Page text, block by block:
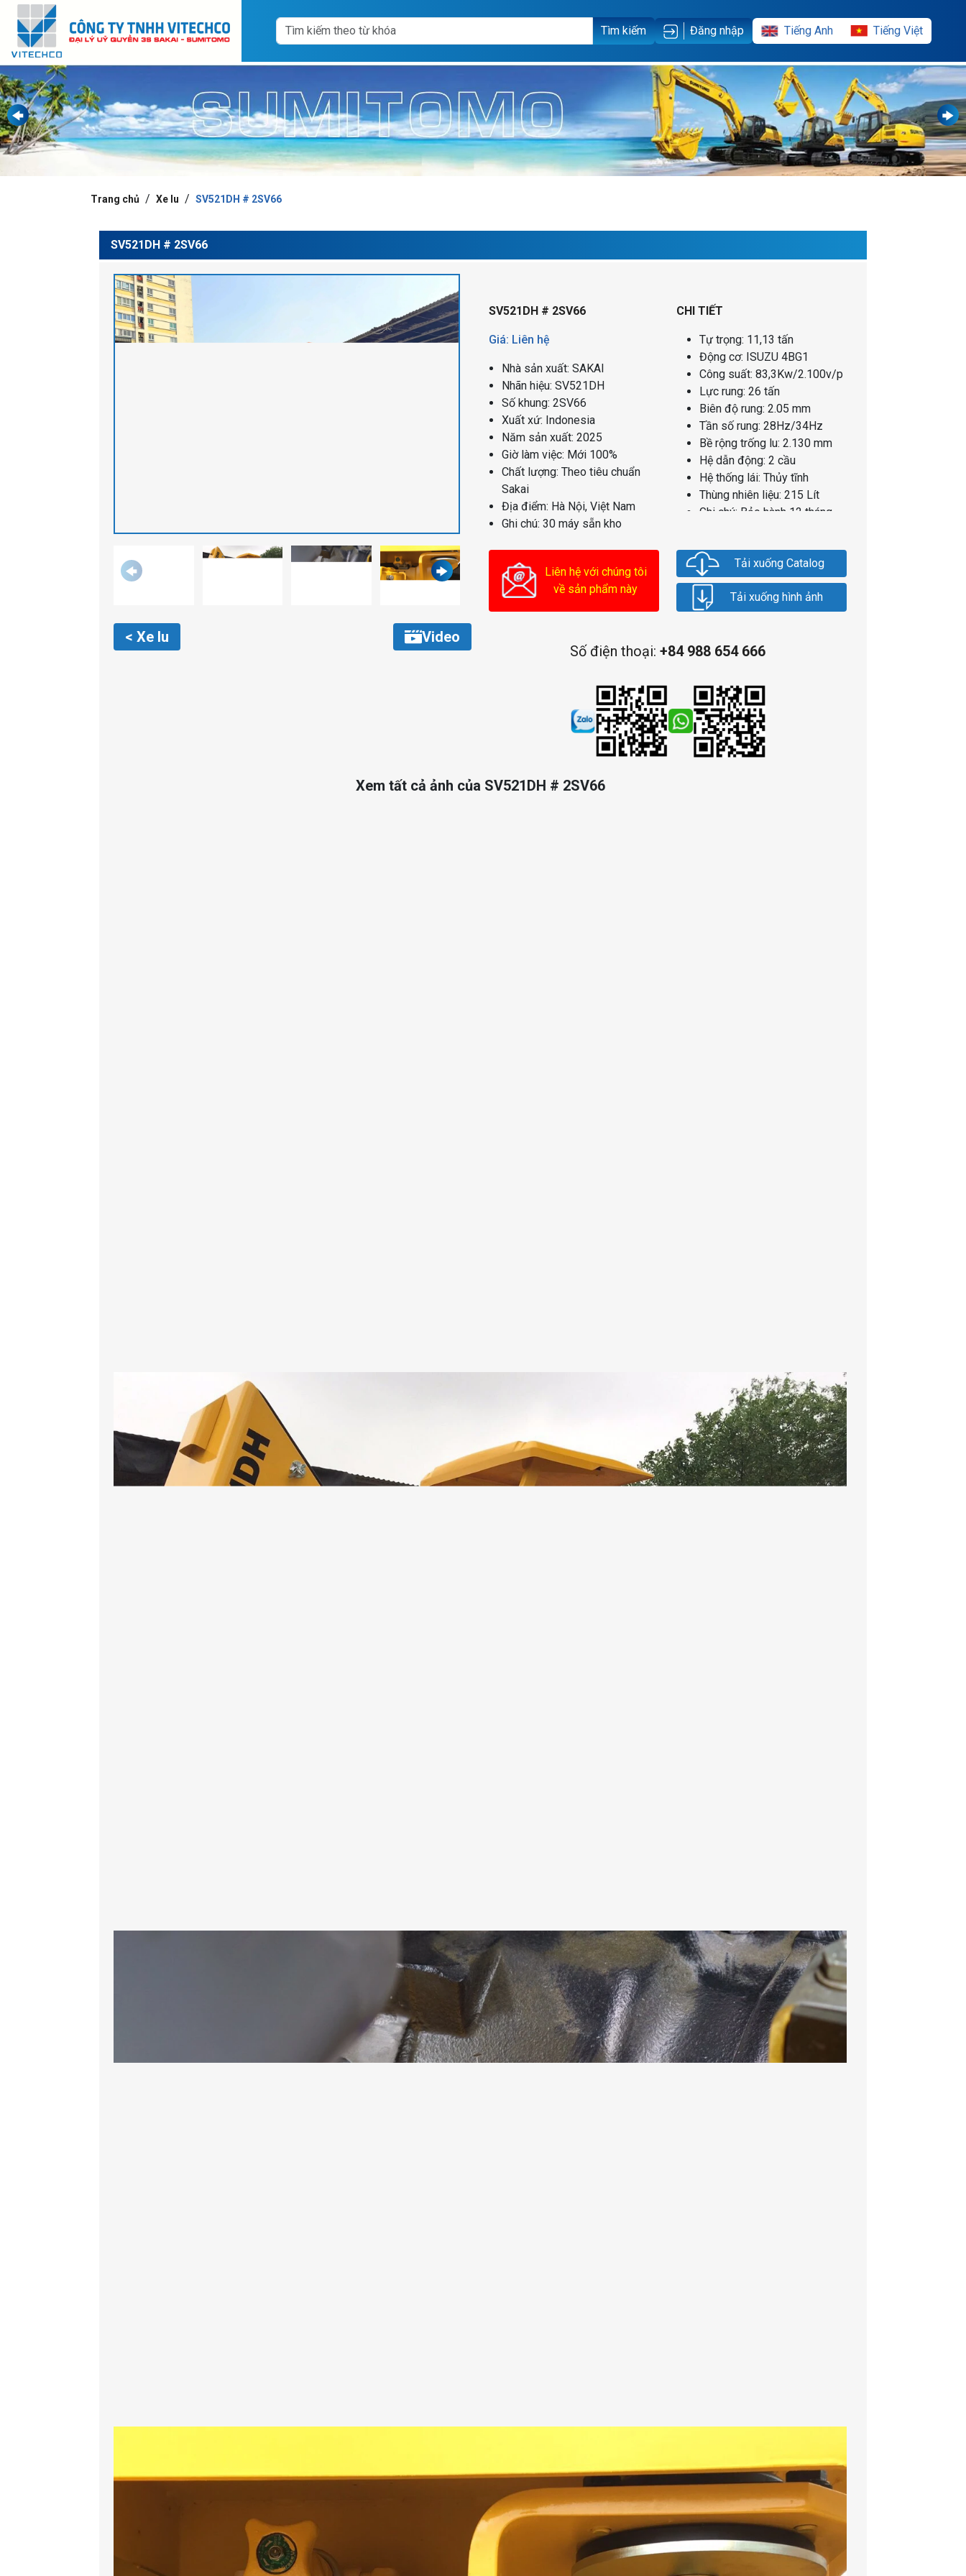
Tìm kiếm Đăng nhập Tiếng Anh Tiếng Việt
Trang chủ Xe lu SV521DH # 2SV66
SV521DH # 2SV66
Video
< Xe lu
SV521DH # 2SV66
Giá: Liên hệ
Nhà sản xuất: SAKAI
Nhãn hiệu: SV521DH
Số khung: 2SV66
Xuất xứ: Indonesia
Năm sản xuất: 2025
Giờ làm việc: Mới 100%
Chất lượng: Theo tiêu chuẩn
Sakai
Địa điểm: Hà Nội, Việt Nam
Ghi chú: 30 máy sẵn kho
CHI TIẾT
Tự trọng: 11,13 tấn
Động cơ: ISUZU 4BG1
Công suất: 83,3Kw/2.100v/p
Lực rung: 26 tấn
Biên độ rung: 2.05 mm
Tần số rung: 28Hz/34Hz
Bề rộng trống lu: 2.130 mm
Hệ dẫn động: 2 cầu
Hệ thống lái: Thủy tĩnh
Thùng nhiên liệu: 215 Lít
Ghi chú: Bảo hành 12 tháng
Liên hệ với chúng tôi
về sản phẩm này
Tải xuống Catalog
Tải xuống hình ảnh
Số điện thoại: +84 988 654 666
Xem tất cả ảnh của SV521DH # 2SV66